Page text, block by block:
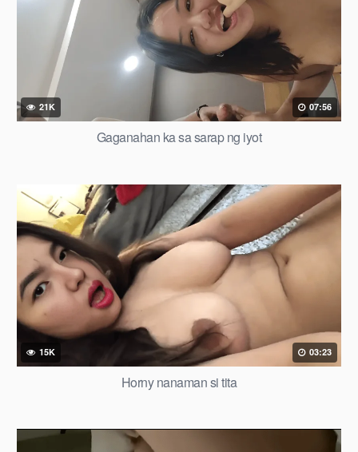
21K 07:56
Gaganahan ka sa sarap ng iyot
15K 03:23
Horny nanaman si tita